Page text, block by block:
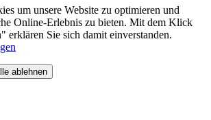
um unsere Website zu optimieren und
Online-Erlebnis zu bieten. Mit dem Klick
erklären Sie sich damit einverstanden.
ablehnen